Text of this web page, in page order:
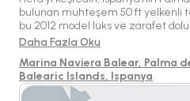
bulunan muhteşem 50 ft yelkenli
bu 2012 model lüks ve zarafet dolu
kabin ve 3 banyo ile yeterli uyku ve
yelken açmanın özgürlüğünü
gibi imkanlar mevcuttur. Balea
ve bu Bavaria Yachtbau
Daha Fazla Oku
Marina Naviera Balear, Palma
Balearic Islands, Ispanya